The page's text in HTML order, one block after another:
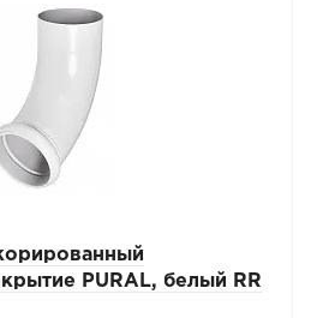
PURAL, белый RR